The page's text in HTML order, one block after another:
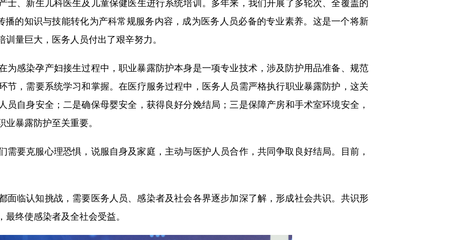
播的知识与技能转化为产科常规服务内容，成为医务人员必备的专业素养。这是一个将新
量巨大，医务人员付出了艰辛努力。
染孕产妇接生过程中，职业暴露防护本身是一项专业技术，涉及防护用品准备、规范
节，需要系统学习和掌握。在医疗服务过程中，医务人员需严格执行职业暴露防护，这关
员自身安全；二是确保母婴安全，获得良好分娩结局；三是保障产房和手术室环境安全，
暴露防护至关重要。
克服心理恐惧，说服自身及家庭，主动与医护人员合作，共同争取良好结局。目前，
认知挑战，需要医务人员、感染者及社会各界逐步加深了解，形成社会共识。共识形
终使感染者及全社会受益。